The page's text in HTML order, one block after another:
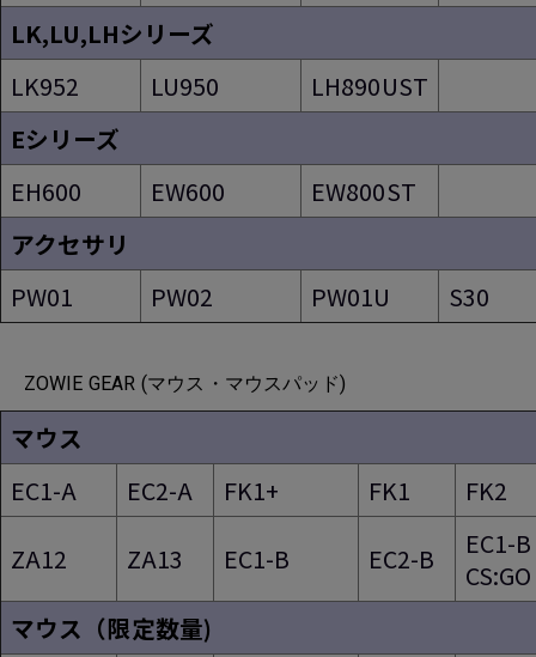
LK,LU,LHシリーズ
LK952
LU950
LH890UST
Eシリーズ
EH600
EW600
EW800ST
アクセサリ
PW01
PW02 PW01U S30
ZOWIE GEAR (マウス・マウスパッド)
マウス
EC1-A
EC2-A FK1+ FK1
FK2
ZA12
ZA13 EC1-B EC2-B
EC1-B
CS:GO
マウス（限定数量)